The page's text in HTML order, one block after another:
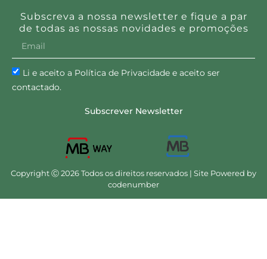
Subscreva a nossa newsletter e fique a par
de todas as nossas novidades e promoções
Li e aceito a Política de Privacidade e aceito ser
contactado.
Subscrever Newsletter
Copyright Ⓒ 2026 Todos os direitos reservados | Site Powered by
codenumber